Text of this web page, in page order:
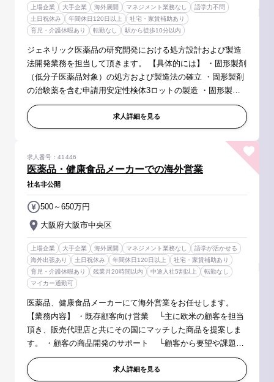
上場企業 大手企業 海外展開 マネジメント業務なし
語学力不問
土日祝休み
年間休日120日以上
社宅・家賃補助あり
育児・介護休暇あり
転勤なし 駅から徒歩10分以内
ジェネリック医薬品の研究開発における処方設計および製造
法開発業務を担当して頂きます。 【具体的には】 ・固形製剤
（低分子医薬品対象）の処方および製造法の確立 ・固形製剤
の治験薬を含む申請用安定性検体3ロットの製造 ・固形製剤
の商業生産を想定したスケールアップ検討および技術移転業
務 ・固形製剤のCT...
求人詳細を見る
医薬品・健康食品メーカーでの海外営業
求人番号：41446
社名非公開
大阪府大阪市中央区
500～650万円
上場企業 大手企業 海外展開 マネジメント業務なし
語学が活かせる
海外出張あり
土日祝休み 年間休日120日以上
社宅・家賃補助あり
育児・介護休暇あり
残業月20時間以内 中途入社5割以上
転勤なし
マイカー通勤可
医薬品、健康食品メーカーにて海外営業をお任せします。
【業務内容】 ・既存顧客向け営業 └主に欧米の顧客を担当
頂き、販売代理店と共にその国にマッチした商品を提案しま
す。 ・顧客の商品開発のサポート └顧客から要望や課題を
ヒアリングし、同社のカプセル技術を提案します。 ※案件や
時期によって差はあ...
求人詳細を見る